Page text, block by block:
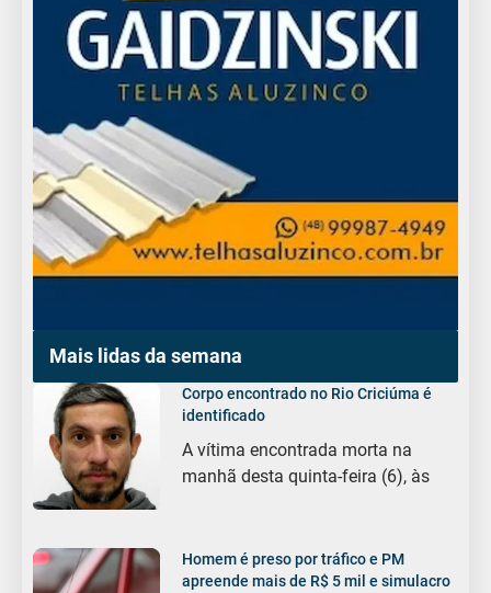
Mais lidas da semana
Corpo encontrado no Rio Criciúma é
identificado
A vítima encontrada morta na
manhã desta quinta-feira (6), às
Homem é preso por tráfico e PM
apreende mais de R$ 5 mil e simulacro